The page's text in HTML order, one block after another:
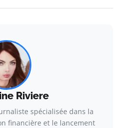
Riviere
spécialisée dans la
financière et le lancement